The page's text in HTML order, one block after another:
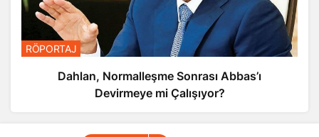
RÖPORTAJ
Dahlan, Normalleşme Sonrası Abbas’ı
Devirmeye mi Çalışıyor?